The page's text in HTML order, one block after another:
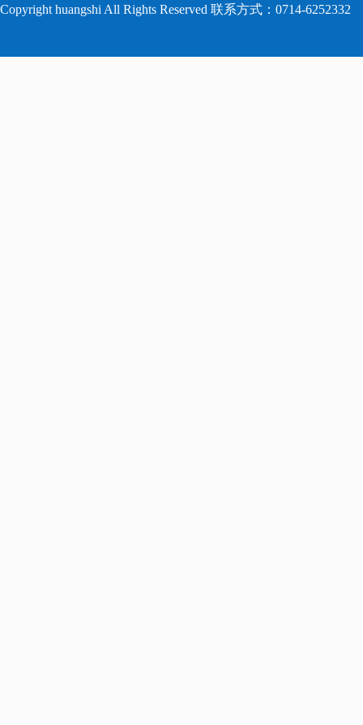
Copyright huangshi All Rights Reserved 联系方式：0714-6252332